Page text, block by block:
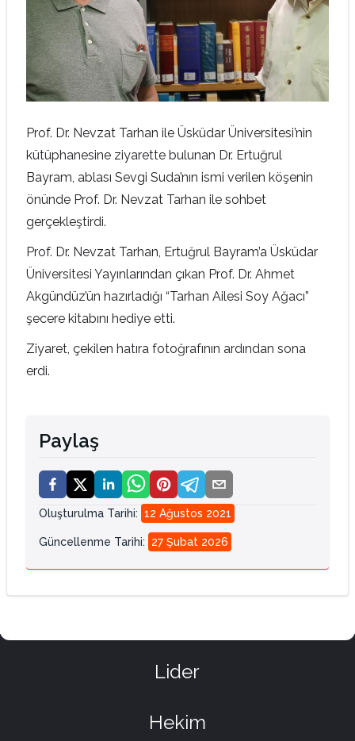
Prof. Dr. Nevzat Tarhan ile Üsküdar Üniversitesi’nin
kütüphanesine ziyarette bulunan Dr. Ertuğrul
Bayram, ablası Sevgi Suda’nın ismi verilen köşenin
önünde Prof. Dr. Nevzat Tarhan ile sohbet
gerçekleştirdi.
Prof. Dr. Nevzat Tarhan, Ertuğrul Bayram’a Üsküdar
Üniversitesi Yayınlarından çıkan Prof. Dr. Ahmet
Akgündüz’ün hazırladığı “Tarhan Ailesi Soy Ağacı”
şecere kitabını hediye etti.
Ziyaret, çekilen hatıra fotoğrafının ardından sona
erdi.
Paylaş
Oluşturulma Tarihi: 12 Ağustos 2021
Güncellenme Tarihi: 27 Şubat 2026
Lider
Hekim